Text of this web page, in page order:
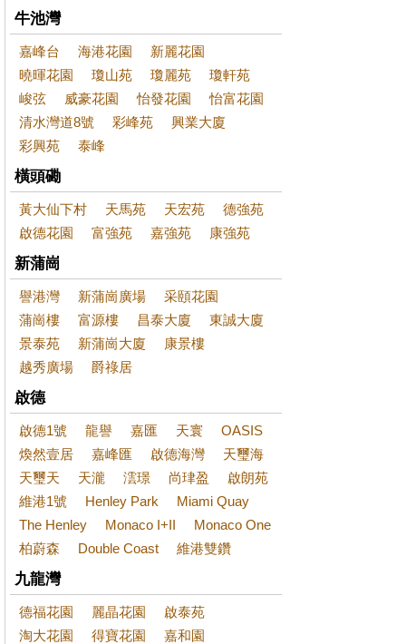
牛池灣
嘉峰台 海港花園
新麗花園
曉暉花園
瓊山苑 瓊麗苑
瓊軒苑
峻弦
威豪花園 怡發花園
怡富花園
清水灣道8號
彩峰苑
興業大廈
彩興苑
泰峰
橫頭磡
黃大仙下村 天馬苑 天宏苑
德強苑
啟德花園
富強苑 嘉強苑 康強苑
新蒲崗
譽港灣 新蒲崗廣場
采頤花園
蒲崗樓
富源樓 昌泰大廈
東誠大廈
景泰苑
新蒲崗大廈
康景樓
越秀廣場
爵祿居
啟德
啟德1號 龍譽 嘉匯 天寰
OASIS
煥然壹居
嘉峰匯 啟德海灣
天璽海
天璽天
天瀧 澐璟 尚珒盈
啟朗苑
維港1號
Henley Park
Miami Quay
The Henley
Monaco I+II
Monaco One
柏蔚森
Double Coast 維港雙鑽
九龍灣
德福花園 麗晶花園
啟泰苑
淘大花園
得寶花園 嘉和園